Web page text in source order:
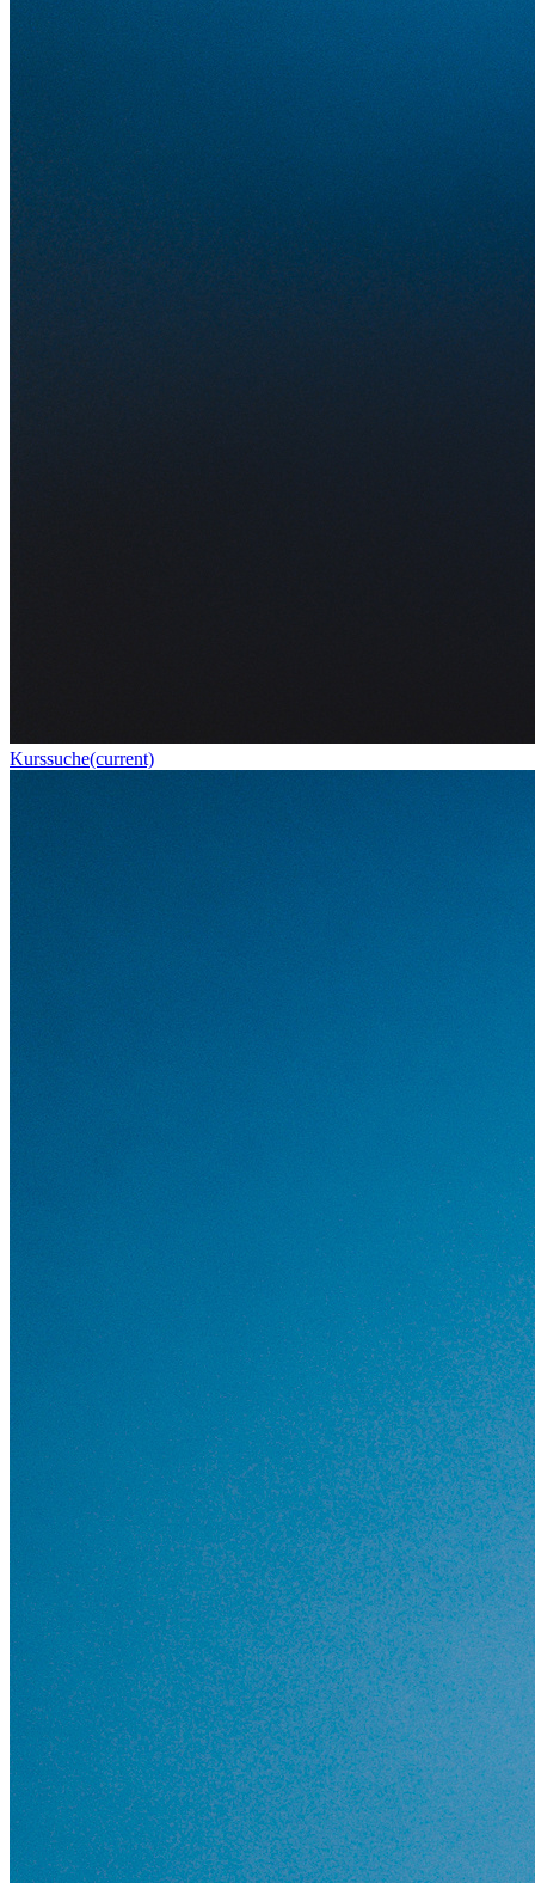
Kurssuche(current)